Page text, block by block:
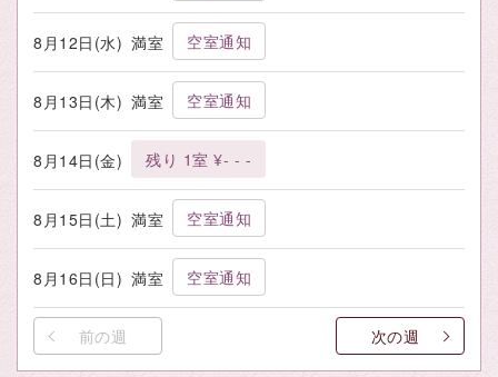
8月12日(水) 満室 空室通知
8月13日(木) 満室 空室通知
8月14日(金) 残り 1室 ¥- - -
8月15日(土) 満室 空室通知
8月16日(日) 満室 空室通知
前の週 次の週